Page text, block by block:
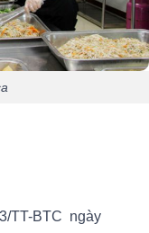
TT-BTC ngày